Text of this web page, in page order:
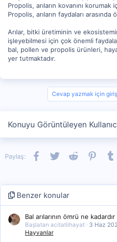
Propolis, arıların kovanını korumak
Propolis, arıların faydaları
Arılar, bitki üretiminin ve
işleyebilmesi için çok önemli
bal, pollen ve propolis ürünleri,
yer tutmaktadır.
Cevap yazmak için
Konuyu Görüntüleyen
Paylaş: Facebook
TwitterReddit
Benzer konular
Bal arılarının ömrü ne kadardır
Başlatan acitatlihayat 3 Haz
Hayvanlar